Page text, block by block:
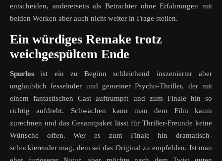
entscheiden, andererseits als Betrachter ohne Erfahrungen mit
beiden Werken aber auch nicht weiter in Frage stellen.
Ein würdiges Remake trotz
weichgespültem Ende
Spurlos ist ein zu Beginn schleichend inszenierter aber
unglaublich fesselnder und gemeiner Psycho-Thriller, der mit
einem fantastischen Cast auftrumpft und zum Finale hin so
richtig aufdreht. Schwächen kann man dem Film kaum
zurechnen und das Gesamtpaket lässt für Thriller-Freunde keine
Wünsche offen. Wer es zum Finale hin dramatisch-
schockierender mag, dem sei das Original zu empfehlen. Ist man